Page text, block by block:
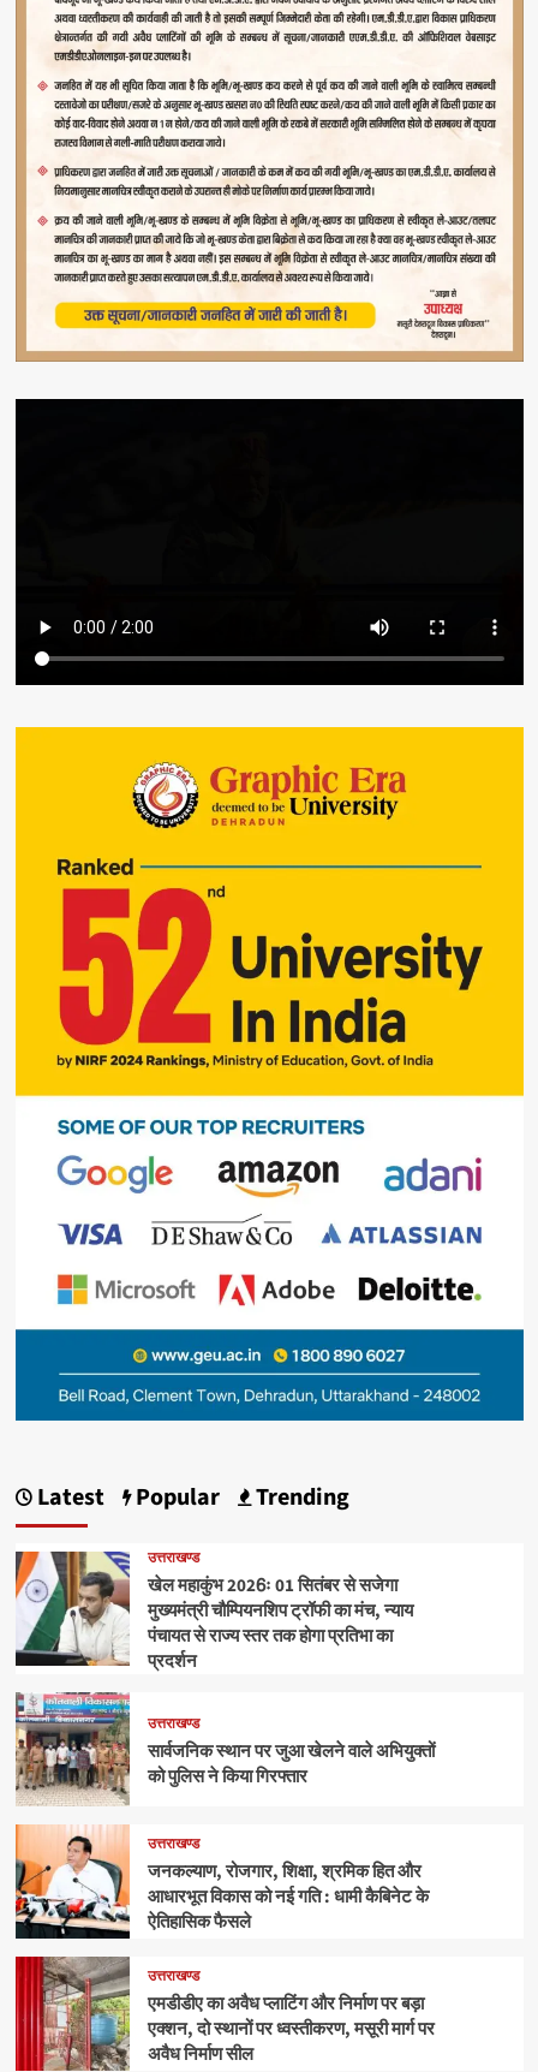
Latest Popular Trending
उत्तराखण्ड
खेल महाकुंभ 2026ः 01 सितंबर से सजेगा
मुख्यमंत्री चौम्पियनशिप ट्रॉफी का मंच, न्याय
पंचायत से राज्य स्तर तक होगा प्रतिभा का
प्रदर्शन
उत्तराखण्ड
सार्वजनिक स्थान पर जुआ खेलने वाले अभियुक्तों
को पुलिस ने किया गिरफ्तार
उत्तराखण्ड
जनकल्याण, रोजगार, शिक्षा, श्रमिक हित और
आधारभूत विकास को नई गति : धामी कैबिनेट के
ऐतिहासिक फैसले
उत्तराखण्ड
एमडीडीए का अवैध प्लाटिंग और निर्माण पर बड़ा
एक्शन, दो स्थानों पर ध्वस्तीकरण, मसूरी मार्ग पर
अवैध निर्माण सील